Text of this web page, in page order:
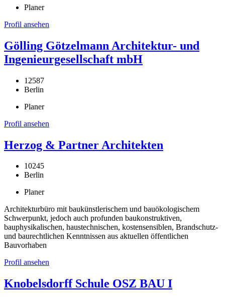
Planer
Profil ansehen
Gölling Götzelmann Architektur- und
Ingenieurgesellschaft mbH
12587
Berlin
Planer
Profil ansehen
Herzog & Partner Architekten
10245
Berlin
Planer
Architekturbüro mit baukünstlerischem und bauökologischem
Schwerpunkt, jedoch auch profunden baukonstruktiven,
bauphysikalischen, haustechnischen, kostensensiblen, Brandschutz-
und baurechtlichen Kenntnissen aus aktuellen öffentlichen
Bauvorhaben
Profil ansehen
Knobelsdorff Schule OSZ BAU I